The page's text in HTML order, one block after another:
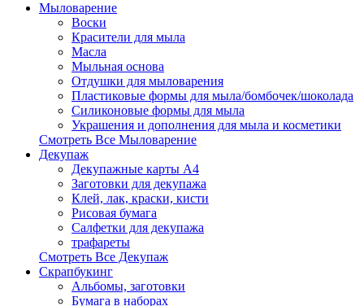
Мыловарение
Воски
Красители для мыла
Масла
Мыльная основа
Отдушки для мыловарения
Пластиковые формы для мыла/бомбочек/шоколада
Силиконовые формы для мыла
Украшения и дополнения для мыла и косметики
Смотреть Все Мыловарение
Декупаж
Декупажные карты А4
Заготовки для декупажа
Клей, лак, краски, кисти
Рисовая бумага
Салфетки для декупажа
трафареты
Смотреть Все Декупаж
Скрапбукинг
Альбомы, заготовки
Бумага в наборах